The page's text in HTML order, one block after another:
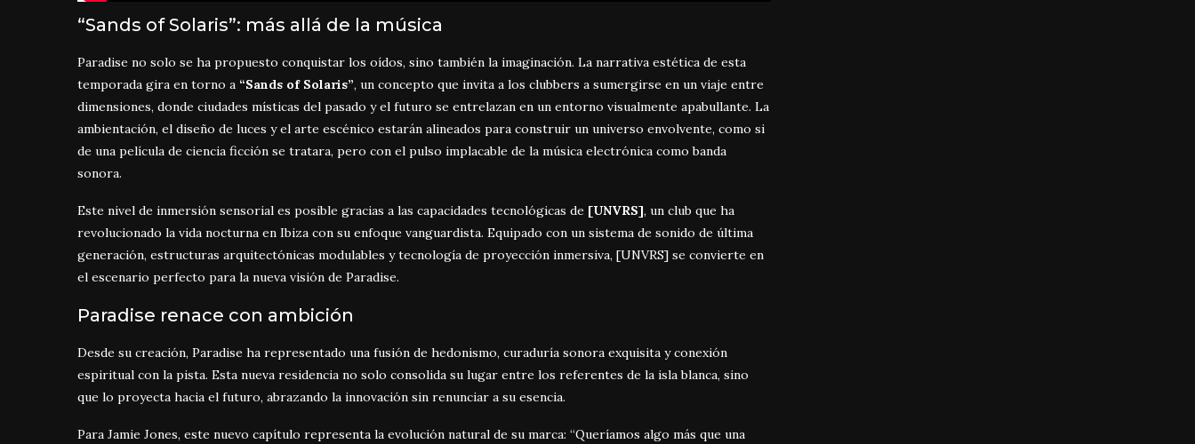
“Sands of Solaris”: más allá de la música
Paradise no solo se ha propuesto conquistar los oídos, sino también la imaginación. La narrativa estética de esta
temporada gira en torno a “Sands of Solaris”, un concepto que invita a los clubbers a sumergirse en un viaje entre
dimensiones, donde ciudades místicas del pasado y el futuro se entrelazan en un entorno visualmente apabullante. La
ambientación, el diseño de luces y el arte escénico estarán alineados para construir un universo envolvente, como si
de una película de ciencia ficción se tratara, pero con el pulso implacable de la música electrónica como banda
sonora.
Este nivel de inmersión sensorial es posible gracias a las capacidades tecnológicas de [UNVRS], un club que ha
revolucionado la vida nocturna en Ibiza con su enfoque vanguardista. Equipado con un sistema de sonido de última
generación, estructuras arquitectónicas modulables y tecnología de proyección inmersiva, [UNVRS] se convierte en
el escenario perfecto para la nueva visión de Paradise.
Paradise renace con ambición
Desde su creación, Paradise ha representado una fusión de hedonismo, curaduría sonora exquisita y conexión
espiritual con la pista. Esta nueva residencia no solo consolida su lugar entre los referentes de la isla blanca, sino
que lo proyecta hacia el futuro, abrazando la innovación sin renunciar a su esencia.
Para Jamie Jones, este nuevo capítulo representa la evolución natural de su marca: “Queríamos algo más que una